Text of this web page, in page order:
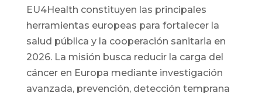
EU4Health constituyen las principales
herramientas europeas para fortalecer la
salud pública y la cooperación sanitaria en
2026. La misión busca reducir la carga del
cáncer en Europa mediante investigación
avanzada, prevención, detección temprana